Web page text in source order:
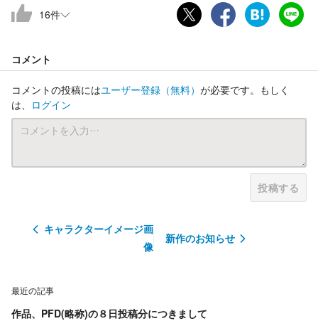
16件
コメント
コメントの投稿にはユーザー登録 （無料） が必要です。もしく
は、 ログイン
投稿する
キャラクターイメージ画
像
新作のお知らせ
最近の記事
作品、PFD(略称)の８日投稿分につきまして